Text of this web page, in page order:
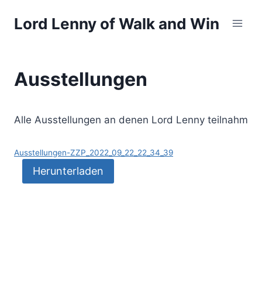
InhaltLord Lenny of Walk and Win
Ausstellungen
Alle Ausstellungen an denen Lord Lenny teilnahm
Ausstellungen-ZZP_2022_09_22_22_34_39
Herunterladen